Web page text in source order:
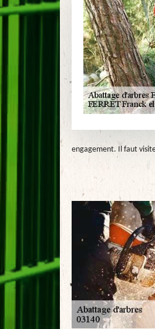
engagement. Il faut